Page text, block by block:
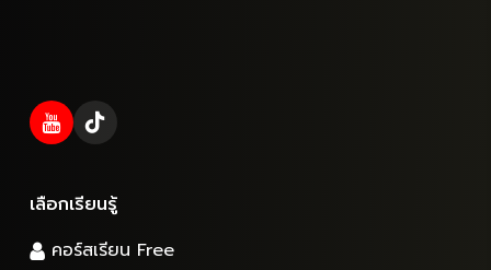
เลือกเรียนรู้
คอร์สเรียน Free